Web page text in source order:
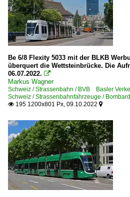
Be 6/8 Flexity 5033 mit der BLKB
überquert die Wettsteinbrücke. Die
06.07.2022. 
Markus Wagner
Schweiz / Strassenbahn / BVB Basler
Schweiz / Strassenbahnfahrzeuge /
 195 1200x801 Px, 09.10.2022 